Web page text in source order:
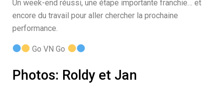
Un week-end réussi, une étape importante franchie… et
encore du travail pour aller chercher la prochaine
performance.
Go VN Go
Photos: Roldy et Jan